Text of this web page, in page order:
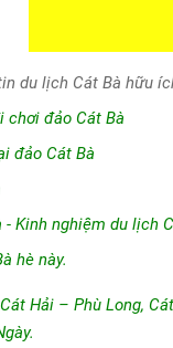
du lịch Cát Bà hữu
chơi đảo Cát Bà
đảo Cát Bà
- Kinh nghiệm du lịch
hè này.
Hải – Phù Long,
.